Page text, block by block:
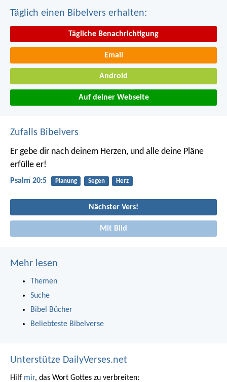
Täglich einen Bibelvers erhalten:
Tägliche Benachrichtigung
Email
Android
Auf deiner Webseite
Zufalls Bibelvers
Er gebe dir nach deinem Herzen, und alle deine Pläne
erfülle er!
Psalm 20:5 Planung Segen Herz
Nächster Vers!
Mit Bild
Mehr lesen
Themen
Suche
Bibel Bücher
Beliebteste Bibelverse
Unterstütze DailyVerses.net
Hilf mir, das Wort Gottes zu verbreiten: